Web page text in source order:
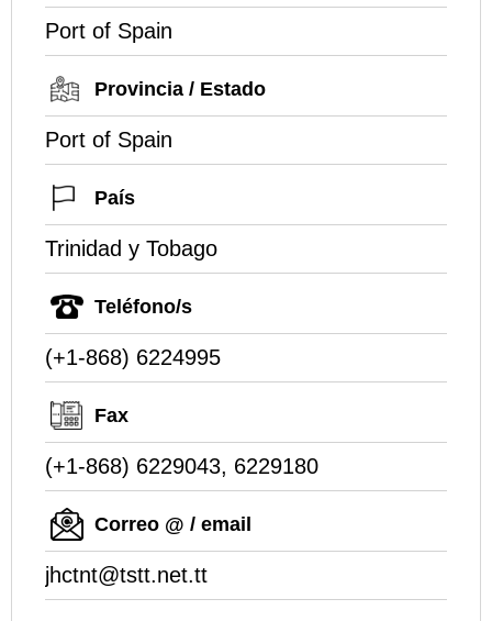
Port of Spain
Provincia / Estado
Port of Spain
País
Trinidad y Tobago
Teléfono/s
(+1-868) 6224995
Fax
(+1-868) 6229043, 6229180
Correo @ / email
jhctnt@tstt.net.tt